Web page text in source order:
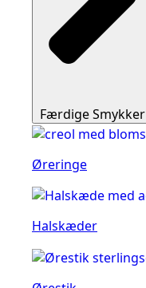
Færdige Smykker
Øreringe
Halskæder